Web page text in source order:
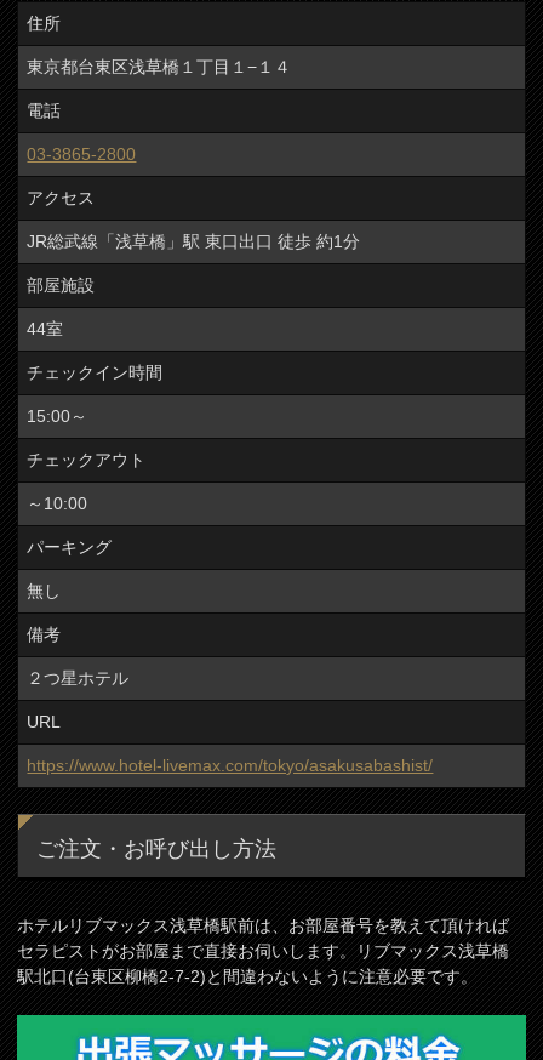
住所
東京都台東区浅草橋１丁目１−１４
電話
03-3865-2800
アクセス
JR総武線「浅草橋」駅 東口出口 徒歩 約1分
部屋施設
44室
チェックイン時間
15:00～
チェックアウト
～10:00
パーキング
無し
備考
２つ星ホテル
URL
https://www.hotel-livemax.com/tokyo/asakusabashist/
ご注文・お呼び出し方法
ホテルリブマックス浅草橋駅前は、お部屋番号を教えて頂ければ
セラピストがお部屋まで直接お伺いします。リブマックス浅草橋
駅北口(台東区柳橋2-7-2)と間違わないように注意必要です。